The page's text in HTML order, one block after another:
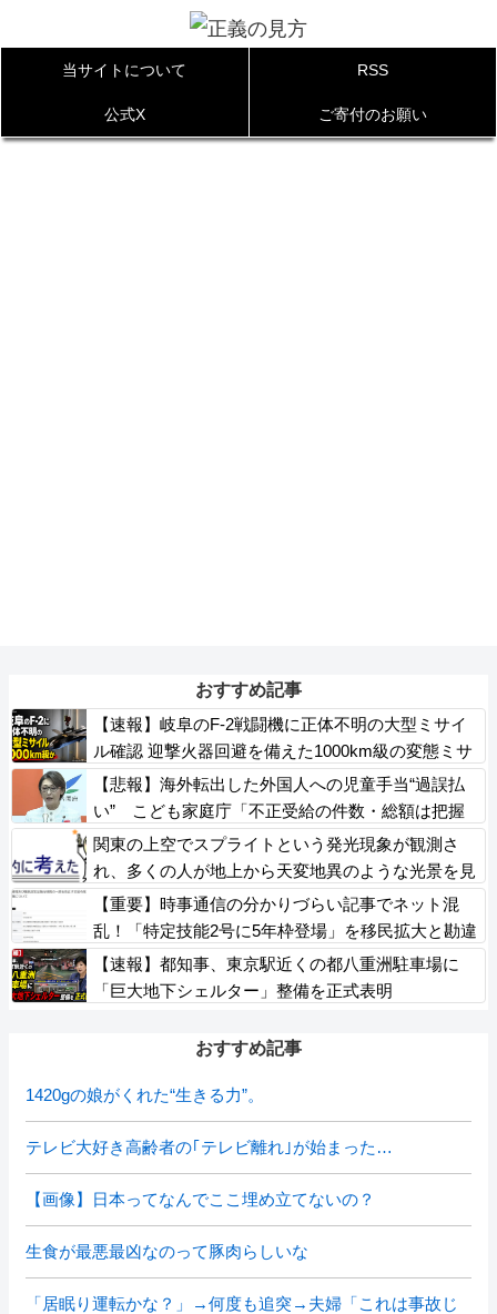
当サイトについて RSS
公式X ご寄付のお願い
おすすめ記事
【速報】岐阜のF-2戦闘機に正体不明の大型ミサイ
ル確認 迎撃火器回避を備えた1000km級の変態ミサ
イルか
【悲報】海外転出した外国人への児童手当“過誤払
い” こども家庭庁「不正受給の件数・総額は把握
していない」
関東の上空でスプライトという発光現象が観測さ
れ、多くの人が地上から天変地異のような光景を見
ることができた
【重要】時事通信の分かりづらい記事でネット混
乱！「特定技能2号に5年枠登場」を移民拡大と勘違
いし反対パブコメが殺到 ※実際は3年で永住申請
できた穴を塞ぐ改正
【速報】都知事、東京駅近くの都八重洲駐車場に
「巨大地下シェルター」整備を正式表明
おすすめ記事
1420gの娘がくれた“生きる力”。
テレビ大好き高齢者の｢テレビ離れ｣が始まった…
【画像】日本ってなんでここ埋め立てないの？
生食が最悪最凶なのって豚肉らしいな
「居眠り運転かな？」→何度も追突→夫婦「これは事故じ